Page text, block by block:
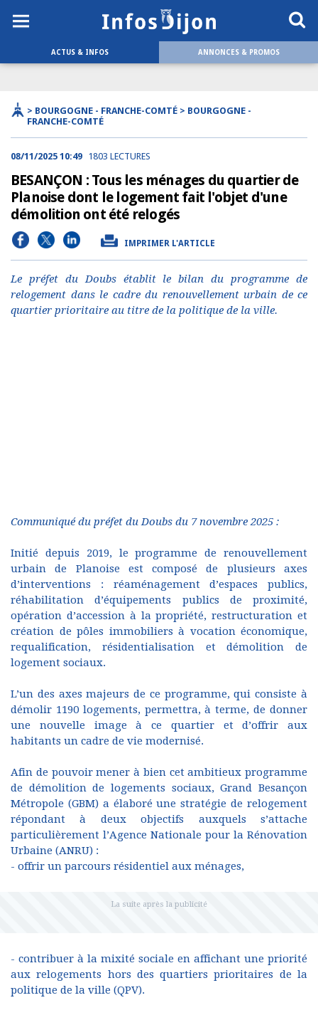
ACTUS & INFOS ANNONCES & PROMOS
> BOURGOGNE - FRANCHE-COMTÉ > BOURGOGNE -
FRANCHE-COMTÉ
08/11/2025 10:49 1803 LECTURES
BESANÇON : Tous les ménages du quartier de
Planoise dont le logement fait l'objet d'une
démolition ont été relogés
IMPRIMER L'ARTICLE
Le préfet du Doubs établit le bilan du programme de
relogement dans le cadre du renouvellement urbain de ce
quartier prioritaire au titre de la politique de la ville.
Communiqué du préfet du Doubs du 7 novembre 2025 :
Initié depuis 2019, le programme de renouvellement
urbain de Planoise est composé de plusieurs axes
d’interventions : réaménagement d’espaces publics,
réhabilitation d’équipements publics de proximité,
opération d’accession à la propriété, restructuration et
création de pôles immobiliers à vocation économique,
requalification, résidentialisation et démolition de
logement sociaux.
L’un des axes majeurs de ce programme, qui consiste à
démolir 1190 logements, permettra, à terme, de donner
une nouvelle image à ce quartier et d’offrir aux
habitants un cadre de vie modernisé.
Afin de pouvoir mener à bien cet ambitieux programme
de démolition de logements sociaux, Grand Besançon
Métropole (GBM) a élaboré une stratégie de relogement
répondant à deux objectifs auxquels s’attache
particulièrement l’Agence Nationale pour la Rénovation
Urbaine (ANRU) :
- offrir un parcours résidentiel aux ménages,
- contribuer à la mixité sociale en affichant une priorité
aux relogements hors des quartiers prioritaires de la
politique de la ville (QPV).